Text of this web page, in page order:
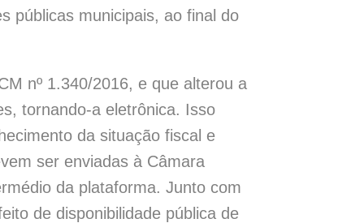
públicas municipais, ao final do
nº 1.340/2016, e que alterou a
tornando-a eletrônica. Isso
da situação fiscal e
ser enviadas à Câmara
da plataforma. Junto com
de disponibilidade pública de